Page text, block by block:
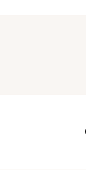
Municipal de Paris